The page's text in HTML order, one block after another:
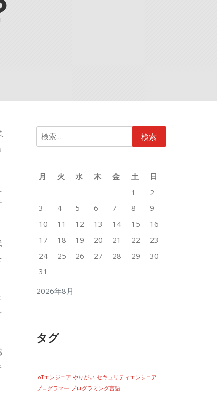
検
索:
2026年8月
月 火 水 木 金 土
日
1
2
3
4 5 6 7 8
9
10
11 12 13 14 15
16
17
18 19 20 21 22
23
24
25 26 27 28 29
30
31
タグ
IoTエンジニア やりがい セキュリティエンジニア
プログラマー プログラミング言語